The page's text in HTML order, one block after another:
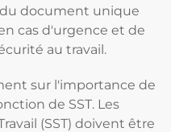
document unique
cas d'urgence et de
au travail.
sur l'importance de
de SST. Les
(SST) doivent être